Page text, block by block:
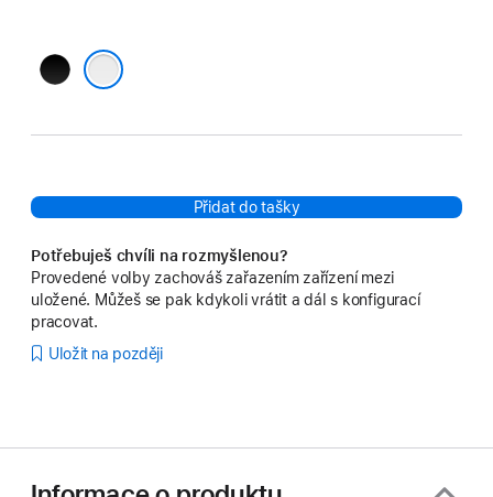
černá
Přidat do tašky
Potřebuješ chvíli na rozmyšlenou?
Provedené volby zachováš zařazením zařízení mezi
uložené. Můžeš se pak kdykoli vrátit a dál s konfigurací
pracovat.
Uložit na později